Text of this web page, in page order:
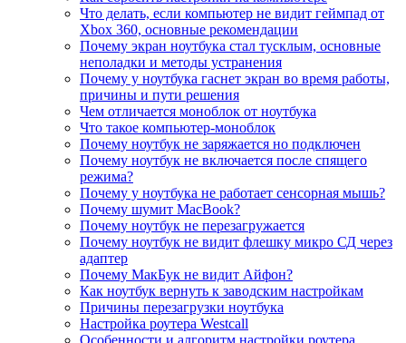
Что делать, если компьютер не видит геймпад от
Xbox 360, основные рекомендации
Почему экран ноутбука стал тусклым, основные
неполадки и методы устранения
Почему у ноутбука гаснет экран во время работы,
причины и пути решения
Чем отличается моноблок от ноутбука
Что такое компьютер-моноблок
Почему ноутбук не заряжается но подключен
Почему ноутбук не включается после спящего
режима?
Почему у ноутбука не работает сенсорная мышь?
Почему шумит MacBook?
Почему ноутбук не перезагружается
Почему ноутбук не видит флешку микро СД через
адаптер
Почему МакБук не видит Айфон?
Как ноутбук вернуть к заводским настройкам
Причины перезагрузки ноутбука
Настройка роутера Westcall
Особенности и алгоритм настройки роутера